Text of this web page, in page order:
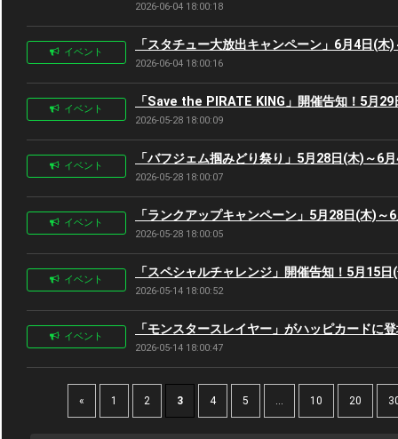
2026-06-04 18:00:18
イベント 「スタチュー大放出キャンペーン」6月4日(木
2026-06-04 18:00:16
イベント 「Save the PIRATE KING」開催告知！5月
2026-05-28 18:00:09
イベント 「バフジェム掴みどり祭り」5月28日(木)～6
2026-05-28 18:00:07
イベント 「ランクアップキャンペーン」5月28日(木)～
2026-05-28 18:00:05
イベント 「スペシャルチャレンジ」開催告知！5月15
2026-05-14 18:00:52
イベント 「モンスタースレイヤー」がハッピカードに
2026-05-14 18:00:47
« 1 2 3 4 5 ... 10 20